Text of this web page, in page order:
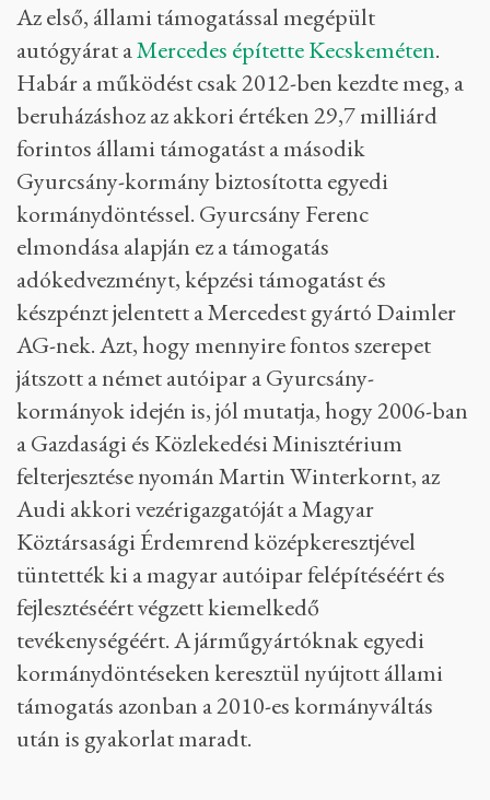
Az első, állami támogatással megépült
autógyárat aMercedes építette Kecskeméten.
Habár a működést csak 2012-ben kezdte meg, a
beruházáshoz az akkori értéken 29,7 milliárd
forintos állami támogatást a második
Gyurcsány-kormány biztosította egyedi
kormánydöntéssel. Gyurcsány Ferenc
elmondása alapján ez a támogatás
adókedvezményt, képzési támogatást és
készpénzt jelentett a Mercedest gyártó Daimler
AG-nek. Azt, hogy mennyire fontos szerepet
játszott a német autóipar a Gyurcsány-
kormányok idején is, jól mutatja, hogy 2006-ban
a Gazdasági és Közlekedési Minisztérium
felterjesztése nyomán Martin Winterkornt, az
Audi akkori vezérigazgatóját a Magyar
Köztársasági Érdemrend középkeresztjével
tüntették ki a magyar autóipar felépítéséért és
fejlesztéséért végzett kiemelkedő
tevékenységéért. A járműgyártóknak egyedi
kormánydöntéseken keresztül nyújtott állami
támogatás azonban a 2010-es kormányváltás
után is gyakorlat maradt.